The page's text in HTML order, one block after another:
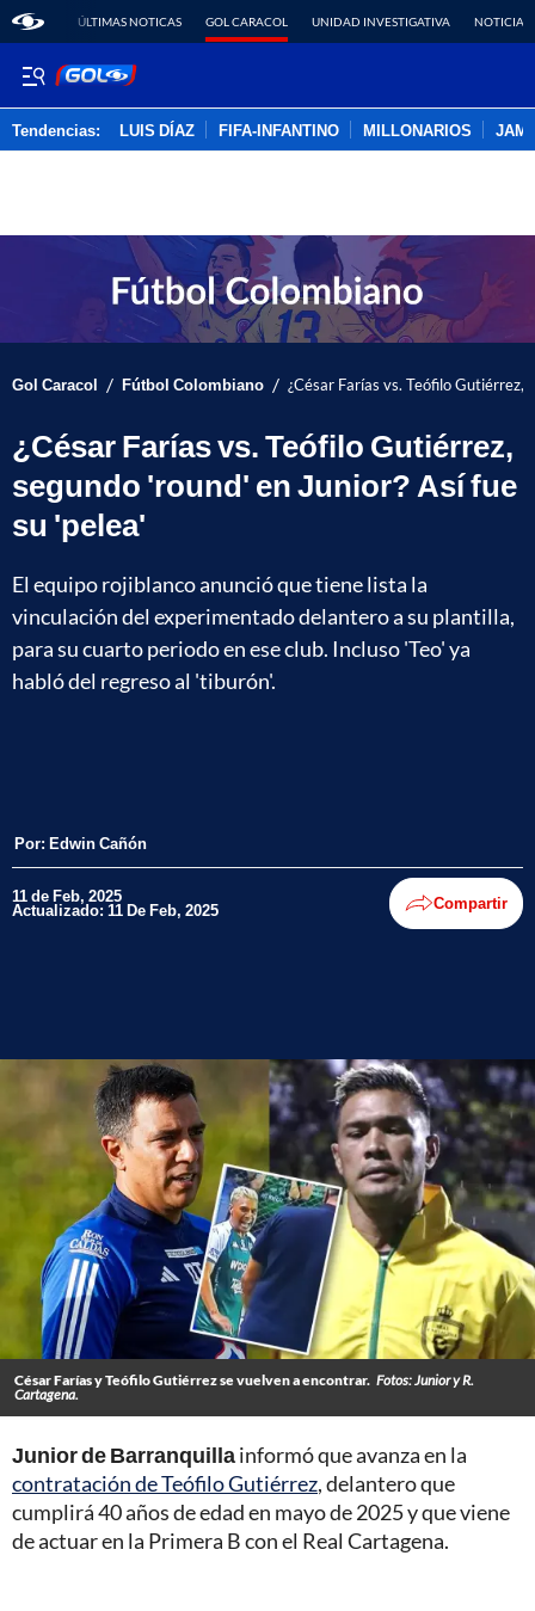
ÚLTIMAS NOTICAS GOL CARACOL UNIDAD INVESTIGATIVA NOTICIAS
Tendencias: LUIS DÍAZ FIFA-INFANTINO MILLONARIOS
Gol Caracol / Fútbol Colombiano / ¿César Farías vs. Teófilo Gutiérrez,
¿César Farías vs. Teófilo Gutiérrez,
segundo 'round' en Junior? Así fue
su 'pelea'
El equipo rojiblanco anunció que tiene lista la
vinculación del experimentado delantero a su plantilla,
para su cuarto periodo en ese club. Incluso 'Teo' ya
habló del regreso al 'tiburón'.
Por: Edwin Cañón
11 de Feb, 2025
Actualizado: 11 De Feb, 2025 Compartir
César Farías y Teófilo Gutiérrez se vuelven a encontrar. Fotos: Junior y R.
Cartagena.
Junior de Barranquillainformó que avanza en la
contratación de Teófilo Gutiérrez, delantero que
cumplirá 40 años de edad en mayo de 2025 y que viene
de actuar en la Primera B con el Real Cartagena.